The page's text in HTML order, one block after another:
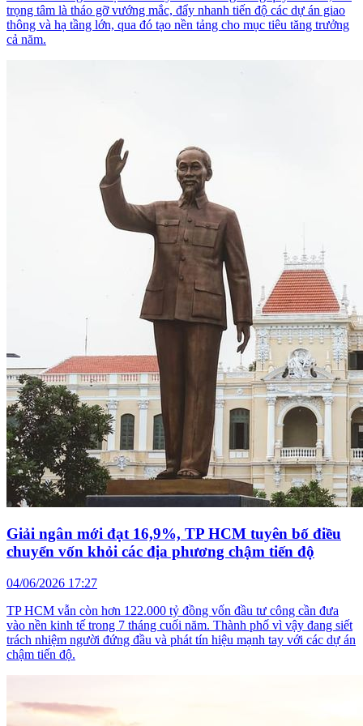
trọng tâm là tháo gỡ vướng mắc, đẩy nhanh tiến độ các dự án giao
thông và hạ tầng lớn, qua đó tạo nền tảng cho mục tiêu tăng trưởng
cả năm.
Giải ngân mới đạt 16,9%, TP HCM tuyên bố điều
chuyển vốn khỏi các địa phương chậm tiến độ
04/06/2026 17:27
TP HCM vẫn còn hơn 122.000 tỷ đồng vốn đầu tư công cần đưa
vào nền kinh tế trong 7 tháng cuối năm. Thành phố vì vậy đang siết
trách nhiệm người đứng đầu và phát tín hiệu mạnh tay với các dự án
chậm tiến độ.